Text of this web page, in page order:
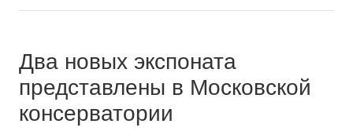
Два новых экспоната
представлены в Московской
консерватории